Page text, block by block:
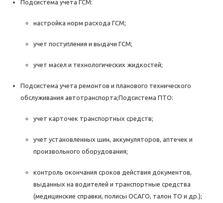
Подсистема учета ГСМ:
настройка норм расхода ГСМ;
учет поступления и выдачи ГСМ;
учет масел и технологических жидкостей;
Подсистема учета ремонтов и планового технического
обслуживания автотранспорта;Подсистема ПТО:
учет карточек транспортных средств;
учет установленных шин, аккумуляторов, аптечек и
произвольного оборудования;
контроль окончания сроков действия документов,
выданных на водителей и транспортные средства
(медицинские справки, полисы ОСАГО, талон ТО и др.);